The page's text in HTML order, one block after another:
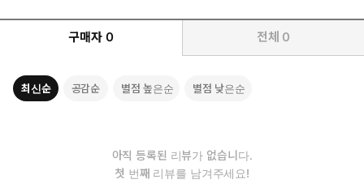
구매자 0 전체 0
최신순 공감순 별점 높은순 별점 낮은순
아직 등록된 리뷰가 없습니다.
첫 번째 리뷰를 남겨주세요!